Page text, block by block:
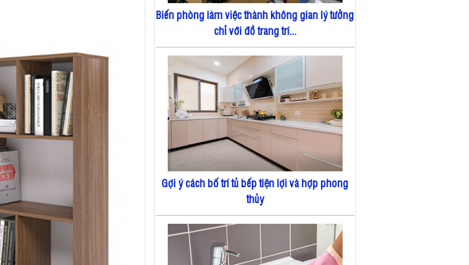
Biến phòng làm việc thành không gian lý tưởng
chỉ với đồ trang trí...
Gợi ý cách bố trí tủ bếp tiện lợi và hợp phong
thủy